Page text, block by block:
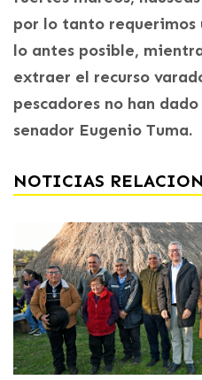
por lo tanto requerimos
lo antes posible,
extraer el recurso
pescadores no han
senador Eugenio Tuma.
NOTICIAS